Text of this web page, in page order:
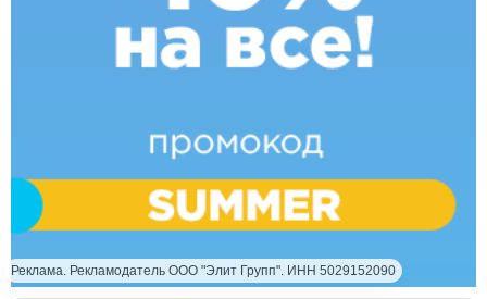
Реклама. Рекламодатель ООО "Элит Групп". ИНН 5029152090